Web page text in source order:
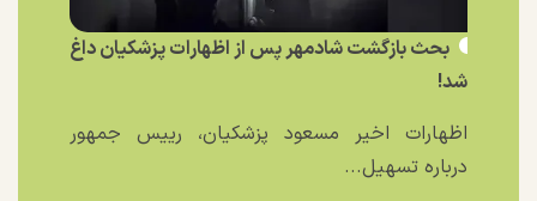
بحث بازگشت شادمهر پس از اظهارات پزشکیان داغ
شد!
اظهارات اخیر مسعود پزشکیان، رییس جمهور
درباره تسهیل...